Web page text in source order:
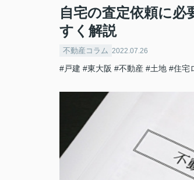
自宅の査定依頼に
すく解説
不動産コラム 2022.07.26
#戸建 #東大阪 #不動産 #土地 #住宅